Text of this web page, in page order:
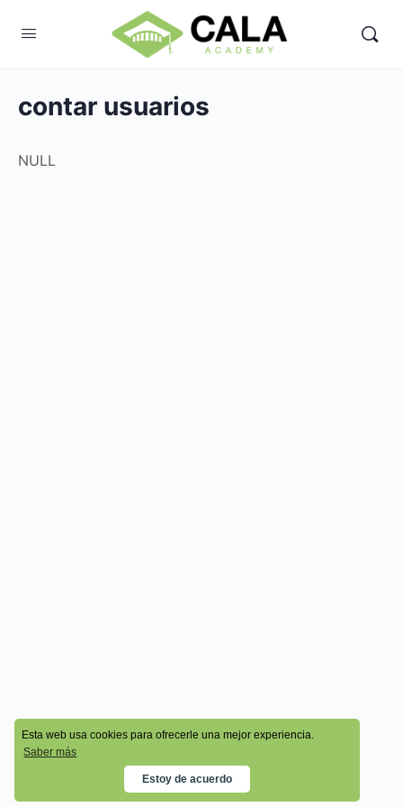
Esta web usa cookies para ofrecerle una mejor experiencia.
Saber más
Estoy de acuerdo
contar usuarios
NULL
© 2026 - Cala Academy